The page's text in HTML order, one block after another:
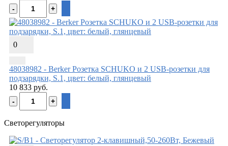
0
48038982 - Berker Розетка SCHUKO и 2 USB-розетки для
подзарядки, S.1, цвет: белый, глянцевый
10 833 руб.
Светорегуляторы